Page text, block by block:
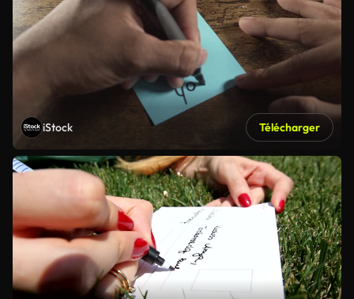
iStock Télécharger